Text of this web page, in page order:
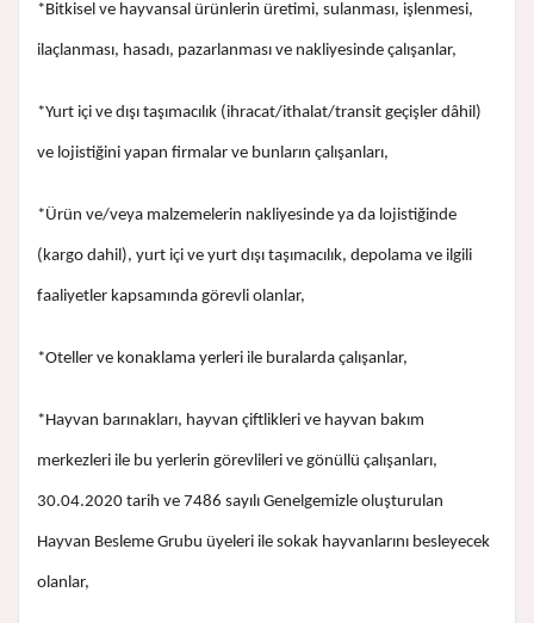
*Bitkisel ve hayvansal ürünlerin üretimi, sulanması, işlenmesi,
ilaçlanması, hasadı, pazarlanması ve nakliyesinde çalışanlar,
*Yurt içi ve dışı taşımacılık (ihracat/ithalat/transit geçişler dâhil)
ve lojistiğini yapan firmalar ve bunların çalışanları,
*Ürün ve/veya malzemelerin nakliyesinde ya da lojistiğinde
(kargo dahil), yurt içi ve yurt dışı taşımacılık, depolama ve ilgili
faaliyetler kapsamında görevli olanlar,
*Oteller ve konaklama yerleri ile buralarda çalışanlar,
*Hayvan barınakları, hayvan çiftlikleri ve hayvan bakım
merkezleri ile bu yerlerin görevlileri ve gönüllü çalışanları,
30.04.2020 tarih ve 7486 sayılı Genelgemizle oluşturulan
Hayvan Besleme Grubu üyeleri ile sokak hayvanlarını besleyecek
olanlar,